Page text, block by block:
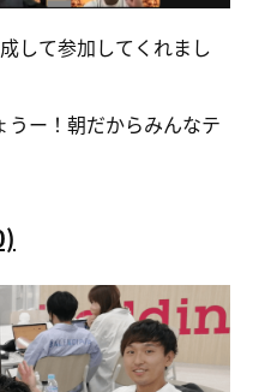
して参加してくれまし
うー！朝だからみんなテ